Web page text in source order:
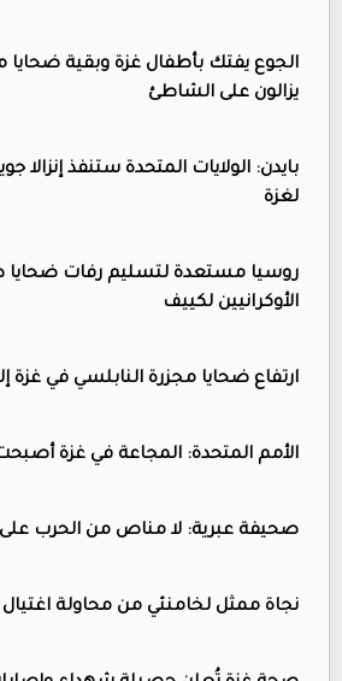
الجوع يفتك بأطفال غزة وبقية ضحايا
يزالون على الشاطئ
بايدن: الولايات المتحدة ستنفذ إنزالا
لغزة
روسيا مستعدة لتسليم رفات ضحايا
الأوكرانيين لكييف
ارتفاع ضحايا مجزرة النابلسي في غزة إلى 115
الأمم المتحدة: المجاعة في غزة
صحيفة عبرية: لا مناص من الحرب على
نجاة ممثل لخامنئي من محاولة